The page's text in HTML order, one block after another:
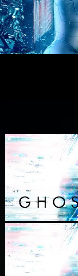
La vigilante del futuro:
Ghost in the Shell
La vigilante del futuro:
Ghost in the Shell